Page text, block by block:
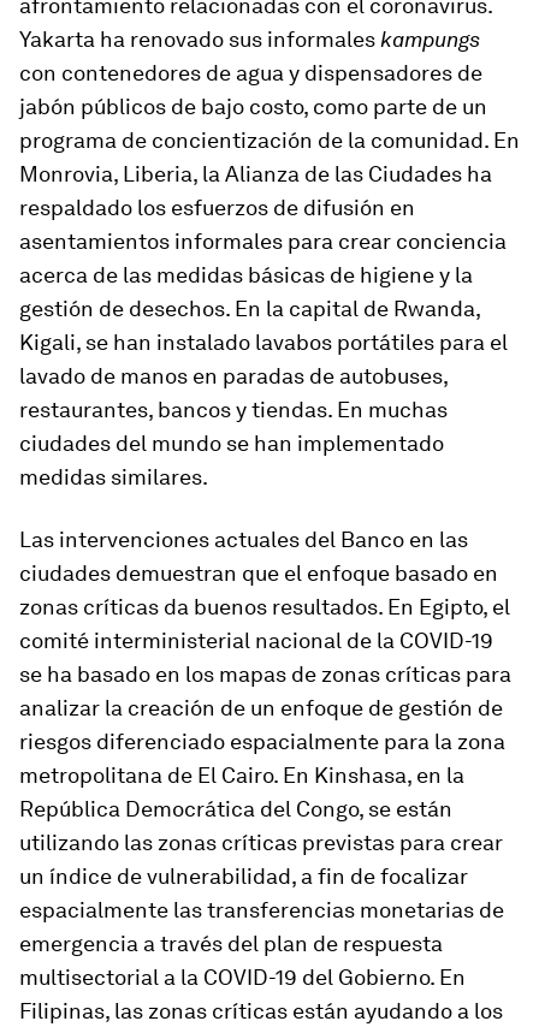
afrontamiento relacionadas con el coronavirus.
Yakarta ha renovado sus informaleskampungs
con contenedores de agua y dispensadores de
jabón públicos de bajo costo, como parte de un
programa de concientización de la comunidad. En
Monrovia, Liberia, la Alianza de las Ciudades ha
respaldado los esfuerzos de difusión en
asentamientos informales para crear conciencia
acerca de las medidas básicas de higiene y la
gestión de desechos. En la capital de Rwanda,
Kigali, se han instalado lavabos portátiles para el
lavado de manos en paradas de autobuses,
restaurantes, bancos y tiendas. En muchas
ciudades del mundo se han implementado
medidas similares.
Las intervenciones actuales del Banco en las
ciudades demuestran que el enfoque basado en
zonas críticas da buenos resultados. En Egipto, el
comité interministerial nacional de la COVID-19
se ha basado en los mapas de zonas críticas para
analizar la creación de un enfoque de gestión de
riesgos diferenciado espacialmente para la zona
metropolitana de El Cairo. En Kinshasa, en la
República Democrática del Congo, se están
utilizando las zonas críticas previstas para crear
un índice de vulnerabilidad, a fin de focalizar
espacialmente las transferencias monetarias de
emergencia a través del plan de respuesta
multisectorial a la COVID-19 del Gobierno. En
Filipinas, las zonas críticas están ayudando a los